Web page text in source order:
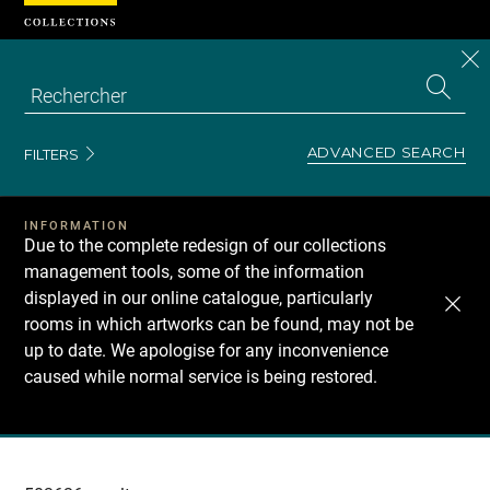
FILTERS ADVANCED SEARCH
INFORMATION
Due to the complete redesign of our collections
management tools, some of the information
displayed in our online catalogue, particularly
rooms in which artworks can be found, may not be
up to date. We apologise for any inconvenience
caused while normal service is being restored.
Recherche
Cookies management panel